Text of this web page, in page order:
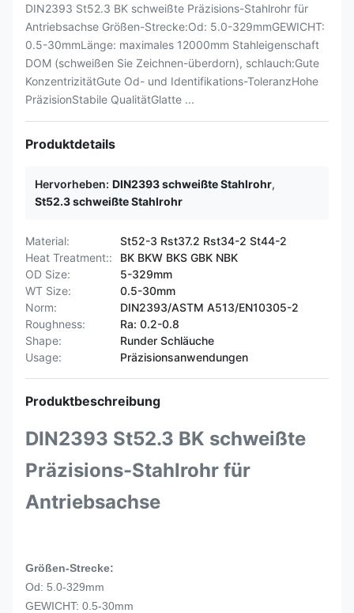
DIN2393 St52.3 BK schweißte Präzisions-Stahlrohr für
Antriebsachse Größen-Strecke:Od: 5.0-329mmGEWICHT:
0.5-30mmLänge: maximales 12000mm Stahleigenschaft
DOM (schweißen Sie Zeichnen-überdorn), schlauch:Gute
KonzentrizitätGute Od- und Identifikations-ToleranzHohe
PräzisionStabile QualitätGlatte ...
Produktdetails
Hervorheben: DIN2393 schweißte Stahlrohr,
St52.3 schweißte Stahlrohr
Material:
St52-3 Rst37.2 Rst34-2 St44-2
Heat Treatment::
BK BKW BKS GBK NBK
OD Size:
5-329mm
WT Size:
0.5-30mm
Norm:
DIN2393/ASTM A513/EN10305-2
Roughness:
Ra: 0.2-0.8
Shape:
Runder Schläuche
Usage:
Präzisionsanwendungen
Produktbeschreibung
DIN2393 St52.3 BK schweißte
Präzisions-Stahlrohr für
Antriebsachse
Größen-Strecke:
Od: 5.0-329mm
GEWICHT: 0.5-30mm